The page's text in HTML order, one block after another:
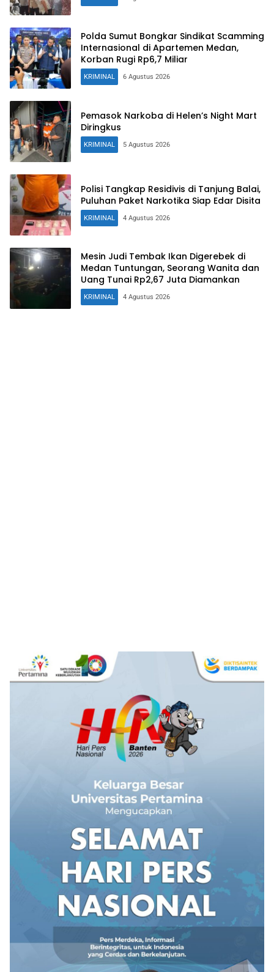
Polda Sumut Bongkar Sindikat Scamming
Internasional di Apartemen Medan,
Korban Rugi Rp6,7 Miliar
KRIMINAL 6 Agustus 2026
Pemasok Narkoba di Helen’s Night Mart
Diringkus
KRIMINAL 5 Agustus 2026
Polisi Tangkap Residivis di Tanjung Balai,
Puluhan Paket Narkotika Siap Edar Disita
KRIMINAL 4 Agustus 2026
Mesin Judi Tembak Ikan Digerebek di
Medan Tuntungan, Seorang Wanita dan
Uang Tunai Rp2,67 Juta Diamankan
KRIMINAL 4 Agustus 2026